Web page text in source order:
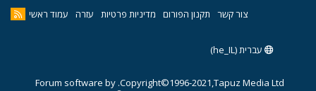
צור קשר תקנון הפורום מדיניות פרטיות עזרה עמוד ראשי
עברית (he_IL)
Copyright©1996-2021,Tapuz Media Ltd.
Forum software by